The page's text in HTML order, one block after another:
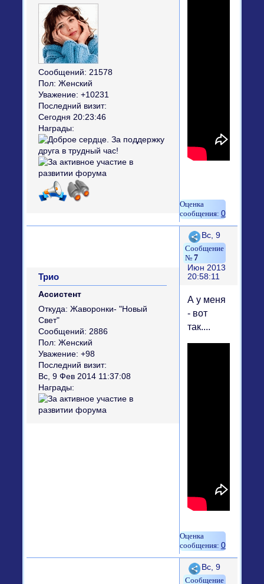
Сообщений: 21578
Пол: Женский
Уважение: +10231
Последний визит:
Сегодня 20:23:46
Награды:
0
Поделиться
7
Вс, 9
Июн 2013
20:58:11
Трио
Ассистент
Откуда: Жаворонки- "Новый
Свет"
Сообщений: 2886
Пол: Женский
Уважение: +98
Последний визит:
Вс, 9 Фев 2014 11:37:08
Награды:
А у меня
- вот
так....
0
Поделиться
Вс, 9